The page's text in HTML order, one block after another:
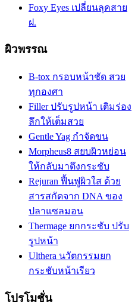
Foxy Eyes เปลี่ยนลุคสาย
ฝ.
ผิวพรรณ
B-tox กรอบหน้าชัด สวย
ทุกองศา
Filler ปรับรูปหน้า เติมร่อง
ลึกให้เต็มสวย
Gentle Yag กำจัดขน
Morpheus8 สยบผิวหย่อน
ให้กลับมาตึงกระชับ
Rejuran ฟื้นฟูผิวใส ด้วย
สารสกัดจาก DNA ของ
ปลาแซลมอน
Thermage ยกกระชับ ปรับ
รูปหน้า
Ulthera นวัตกรรมยก
กระชับหน้าเรียว
โปรโมชั่น